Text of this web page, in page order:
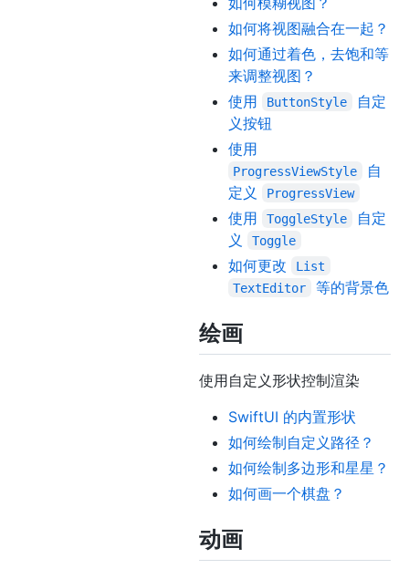
如何将视图融合在一起？
如何通过着色，去饱和等
来调整视图？
使用
ButtonStyle
自定
义按钮
使用
ProgressViewStyle
自
定义
ProgressView
使用 ToggleStyle
自定
义
Toggle
如何更改
List
TextEditor
等的背景色
绘画
使用自定义形状控制渲染
SwiftUI 的内置形状
如何绘制自定义路径？
如何绘制多边形和星星？
如何画一个棋盘？
动画